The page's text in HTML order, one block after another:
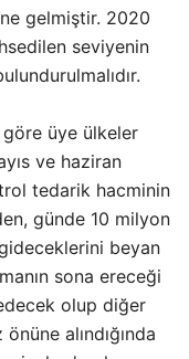
gelmiştir. 2020
seviyenin
göre üye ülkeler
ve haziran
tedarik hacminin
günde 10 milyon
beyan
sona ereceği
olup diğer
alındığında